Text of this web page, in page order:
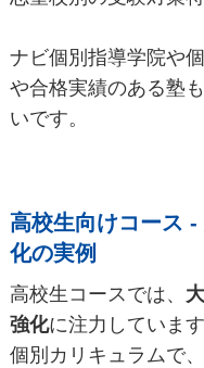
ナビ個別指導学院や
や合格実績のある塾
いです。
高校生向けコース
化の実例
高校生コースでは、
強化に注力していま
個別カリキュラムで